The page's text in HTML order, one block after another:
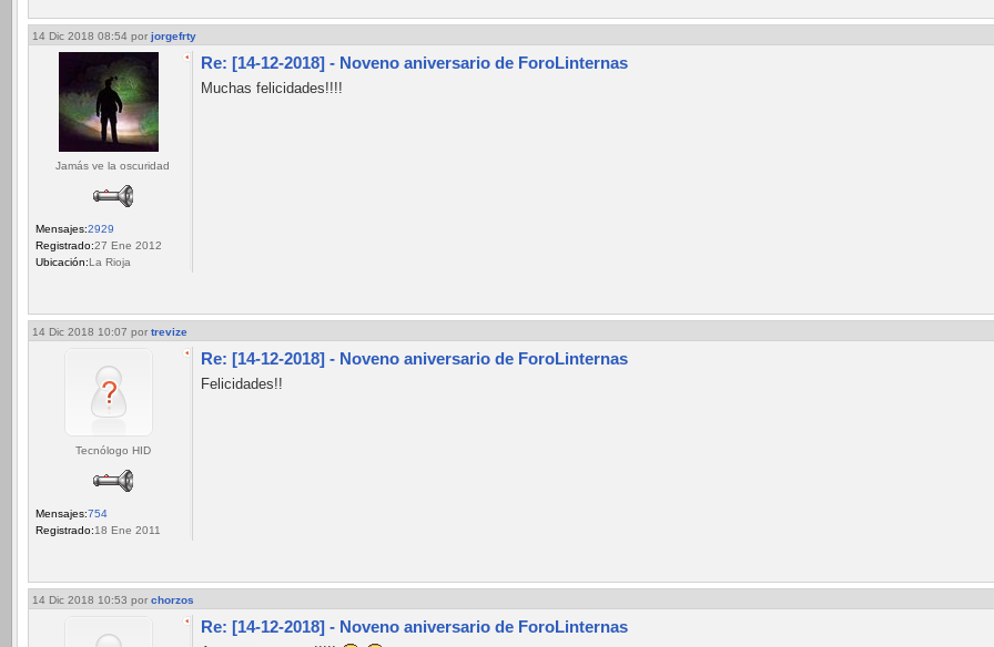
14 Dic 2018 08:54 por jorgefrty
Jamás ve la oscuridad
Mensajes:2929
Registrado:27 Ene 2012
Ubicación:La Rioja
Re: [14-12-2018] - Noveno aniversario de ForoLinternas
Muchas felicidades!!!!
14 Dic 2018 10:07 por trevize
Tecnólogo HID
Mensajes:754
Registrado:18 Ene 2011
Re: [14-12-2018] - Noveno aniversario de ForoLinternas
Felicidades!!
14 Dic 2018 10:53 por chorzos
Re: [14-12-2018] - Noveno aniversario de ForoLinternas